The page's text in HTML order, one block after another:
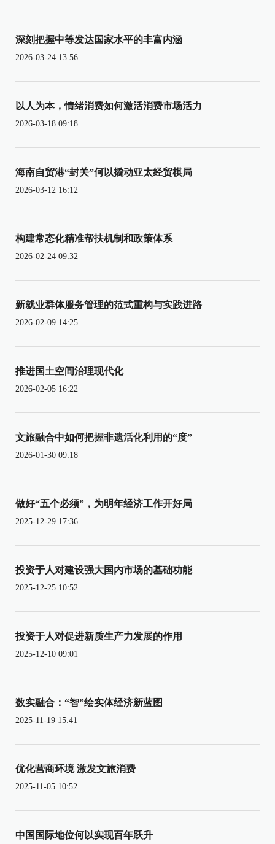
深刻把握中等发达国家水平的丰富内涵
2026-03-24 13:56
以人为本，情绪消费如何激活消费市场活力
2026-03-18 09:18
海南自贸港“封关”何以撬动亚太经贸棋局
2026-03-12 16:12
构建常态化精准帮扶机制和政策体系
2026-02-24 09:32
新就业群体服务管理的范式重构与实践进路
2026-02-09 14:25
推进国土空间治理现代化
2026-02-05 16:22
文旅融合中如何把握非遗活化利用的“度”
2026-01-30 09:18
做好“五个必须”，为明年经济工作开好局
2025-12-29 17:36
投资于人对建设强大国内市场的基础功能
2025-12-25 10:52
投资于人对促进新质生产力发展的作用
2025-12-10 09:01
数实融合：“智”绘实体经济新蓝图
2025-11-19 15:41
优化营商环境 激发文旅消费
2025-11-05 10:52
中国国际地位何以实现百年跃升